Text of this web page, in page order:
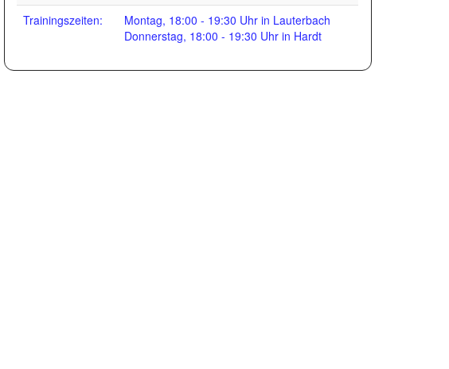
Trainingszeiten:
Montag, 18:00 - 19:30 Uhr in Lauterbach
Donnerstag, 18:00 - 19:30 Uhr in Hardt